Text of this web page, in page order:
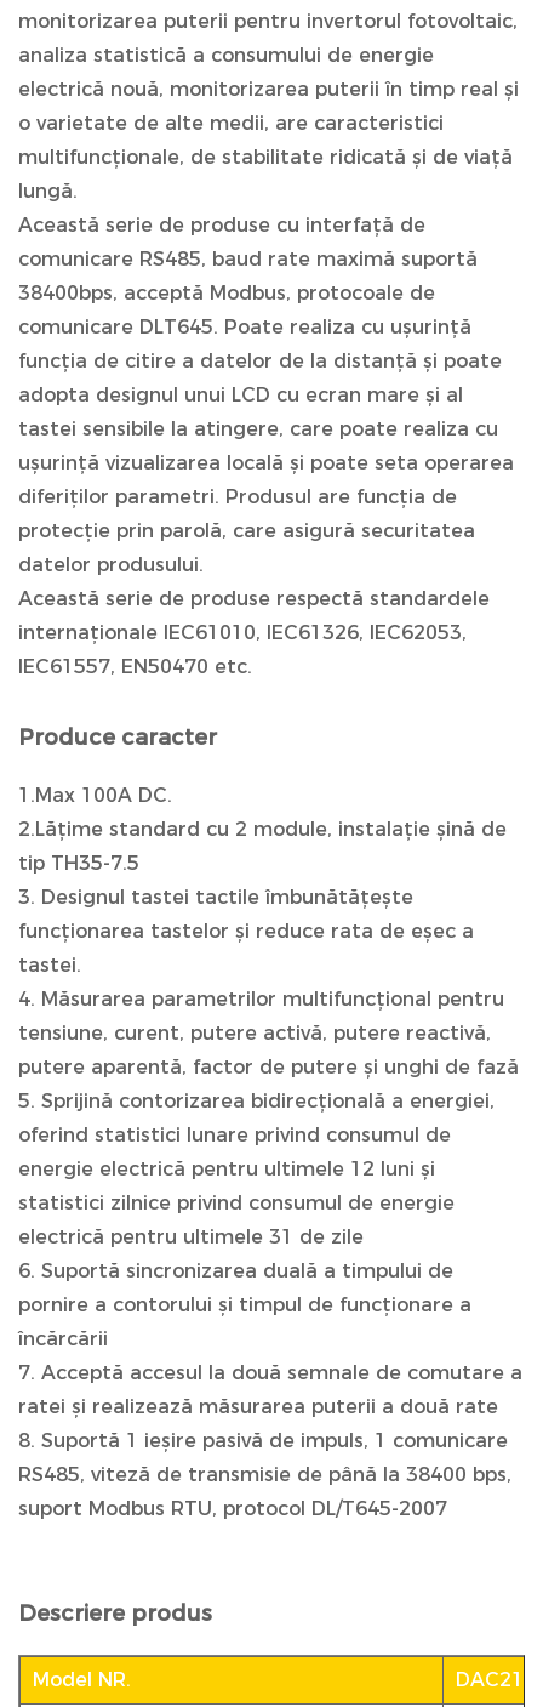
monitorizarea puterii pentru invertorul fotovoltaic,
analiza statistică a consumului de energie
electrică nouă, monitorizarea puterii în timp real și
o varietate de alte medii, are caracteristici
multifuncționale, de stabilitate ridicată și de viață
lungă.
Această serie de produse cu interfață de
comunicare RS485, baud rate maximă suportă
38400bps, acceptă Modbus, protocoale de
comunicare DLT645. Poate realiza cu ușurință
funcția de citire a datelor de la distanță și poate
adopta designul unui LCD cu ecran mare și al
tastei sensibile la atingere, care poate realiza cu
ușurință vizualizarea locală și poate seta operarea
diferiților parametri. Produsul are funcția de
protecție prin parolă, care asigură securitatea
datelor produsului.
Această serie de produse respectă standardele
internaționale IEC61010, IEC61326, IEC62053,
IEC61557, EN50470 etc.
Produce caracter
1.Max 100A DC.
2.Lățime standard cu 2 module, instalație șină de
tip TH35-7.5
3. Designul tastei tactile îmbunătățește
funcționarea tastelor și reduce rata de eșec a
tastei.
4. Măsurarea parametrilor multifuncțional pentru
tensiune, curent, putere activă, putere reactivă,
putere aparentă, factor de putere și unghi de fază
5. Sprijină contorizarea bidirecțională a energiei,
oferind statistici lunare privind consumul de
energie electrică pentru ultimele 12 luni și
statistici zilnice privind consumul de energie
electrică pentru ultimele 31 de zile
6. Suportă sincronizarea duală a timpului de
pornire a contorului și timpul de funcționare a
încărcării
7. Acceptă accesul la două semnale de comutare a
ratei și realizează măsurarea puterii a două rate
8. Suportă 1 ieșire pasivă de impuls, 1 comunicare
RS485, viteză de transmisie de până la 38400 bps,
suport Modbus RTU, protocol DL/T645-2007
Descriere produs
Model NR.